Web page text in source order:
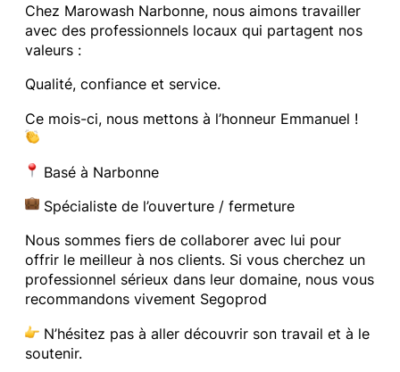
Chez Marowash Narbonne, nous aimons travailler
avec des professionnels locaux qui partagent nos
valeurs :
Qualité, confiance et service.
Ce mois-ci, nous mettons à l’honneur Emmanuel !
Basé à Narbonne
Spécialiste de l’ouverture / fermeture
Nous sommes fiers de collaborer avec lui pour
offrir le meilleur à nos clients. Si vous cherchez un
professionnel sérieux dans leur domaine, nous vous
recommandons vivement Segoprod
N’hésitez pas à aller découvrir son travail et à le
soutenir.